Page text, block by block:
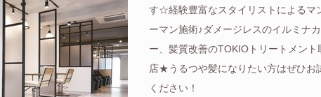
す☆経験豊富なスタイリストによるマ
ーマン施術♪ダメージレスのイルミナ
ー、髪質改善のTOKIOトリートメント
店★うるつや髪になりたい方はぜひお
ください！